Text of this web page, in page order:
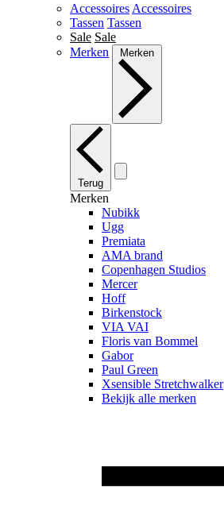
Accessoires Accessoires
Tassen Tassen
Sale Sale
Merken
Merken
Terug
Merken
Nubikk
Ugg
Premiata
AMA brand
Copenhagen Studios
Mercer
Hoff
Birkenstock
VIA VAI
Floris van Bommel
Gabor
Paul Green
Xsensible Stretchwalker
Bekijk alle merken